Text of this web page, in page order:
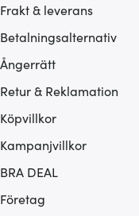
Frakt & leverans
Betalningsalternativ
Ångerrätt
Retur & Reklamation
Köpvillkor
Kampanjvillkor
BRA DEAL
Företag